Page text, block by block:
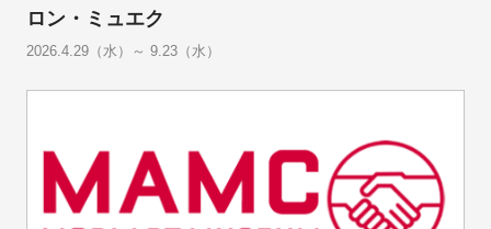
ロン・ミュエク
2026.4.29（水）～ 9.23（水）